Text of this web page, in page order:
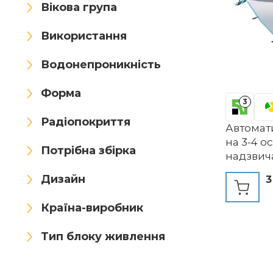
Вікова група
Використання
Водонепроникність
Форма
Радіопокриття
Потрібна збірка
Дизайн
Країна-виробник
Тип блоку живлення
3
на 3-4
3